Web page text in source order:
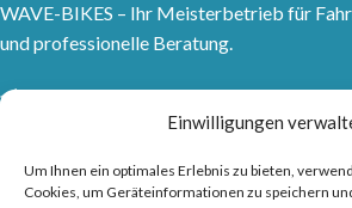
Einwilligungen
Um Ihnen ein optimales Erlebnis zu bieten,
Cookies, um Geräteinformationen zu speichern
WAVE-BIKES – Ihr Meisterbetrieb für
und professionelle Beratung.
Sanddornweg 10, 53773 Hennef (Sieg)
Tel: 02242 9176417
Tel: 02241315150